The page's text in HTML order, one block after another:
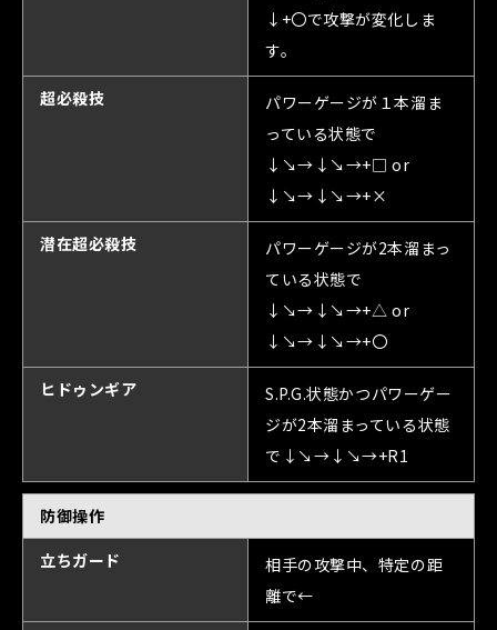
↓+〇で攻撃が変化しま
す。
超必殺技
パワーゲージが１本溜ま
っている状態で
↓↘→↓↘→+□ or
↓↘→↓↘→+×
潜在超必殺技
パワーゲージが2本溜まっ
ている状態で
↓↘→↓↘→+△ or
↓↘→↓↘→+〇
ヒドゥンギア
S.P.G.状態かつパワーゲー
ジが2本溜まっている状態
で↓↘→↓↘→+R1
防御操作
立ちガード
相手の攻撃中、特定の距
離で←